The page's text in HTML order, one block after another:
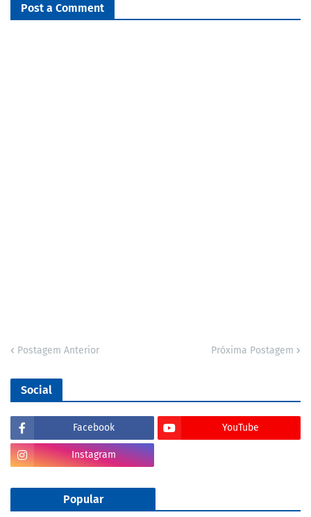
Post a Comment
Postagem Anterior Próxima Postagem
Social
Facebook YouTube
Instagram
Popular